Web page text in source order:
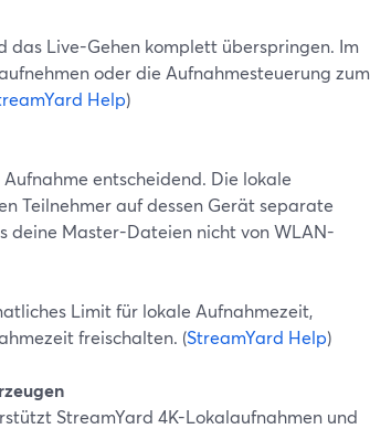
das Live-Gehen komplett überspringen. Im
oder die Aufnahmesteuerung zum
Help)
entscheidend. Die lokale
Teilnehmer auf dessen Gerät separate
deine Master-Dateien nicht von WLAN-
Limit für lokale Aufnahmezeit,
freischalten. (StreamYard Help)
StreamYard 4K-Lokalaufnahmen und